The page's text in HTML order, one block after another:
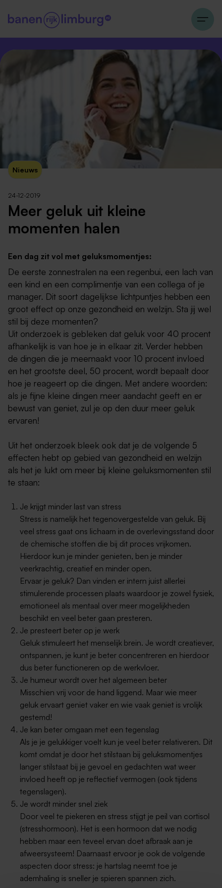
Nieuws
24-12-2019
Meer geluk uit kleine
momenten halen
Een dag zit vol met geluksmomentjes:
De eerste zonnestralen na een regenbui, een lach van
een kind en een complimentje van een collega of je
manager. Dit soort dagelijkse lichtpuntjes hebben een
groot effect op onze gezondheid en welzijn. Sta jij wel
stil bij deze momenten?
Uit onderzoek is gebleken dat geluk voor 40 procent
afhankelijk is van hoe je in elkaar zit. Verder hebben
de dingen die je meemaakt voor 10 procent invloed
en het grootste deel, 50 procent, wordt bepaalt door
hoe je reageert op die dingen. Met andere woorden:
als je fijne kleine dingen meer aandacht geeft en er
bewust van geniet, zul je op den duur meer geluk
ervaren!
Uit het onderzoek bleek ook dat je de volgende 5
effecten hebt op gebied van gezondheid en welzijn
als het je lukt om meer bij kleine geluksmomenten stil
te staan:
Je krijgt minder last van stress
Stress is namelijk het tegenovergestelde van geluk. Bij
veel stress gaat ons lichaam in de overlevingsstand door
de chemische stoffen die bij dit proces vrijkomen.
Hierdoor kun je minder genieten, ben je minder
veerkrachtig, creatief en minder open.
Ervaar je geluk? Dan vinden er intern juist allerlei
stimulerende processen plaats waardoor je zowel fysiek,
emotioneel als mentaal over meer mogelijkheden
beschikt en veel beter gaan presteren.
Je presteert beter op je werk
Geluk stimuleert het menselijk brein. Je wordt creatiever,
ontspannen, je kunt je beter concentreren en hierdoor
dus beter functioneren op de werkvloer.
Je humeur wordt over het algemeen beter
Misschien vrij voor de hand liggend. Maar wie meer
geluk ervaart geniet vaker en wie vaak geniet is vrolijk
gestemd!
Je kan beter omgaan met een tegenslag
Als je je gelukkiger voelt kun je veel beter relativeren. Dit
komt omdat je door het stilstaan bij geluksmomentjes
langer stilstaat bij je gevoel en gedachten wat weer
invloed heeft op je reflectief vermogen (ook tijdens
tegenslagen).
Je wordt minder snel ziek
Door veel te piekeren en stress stijgt je peil van cortisol
(stresshormoon). Het is een hormoon dat we nodig
hebben maar een teveel ervan doet afbraak aan je
afweersysteem! Daarnaast ervoor je ook de volgende
aspecten door stress: je hartslag neemt toe je
ademhaling is sneller je spieren spannen zich.